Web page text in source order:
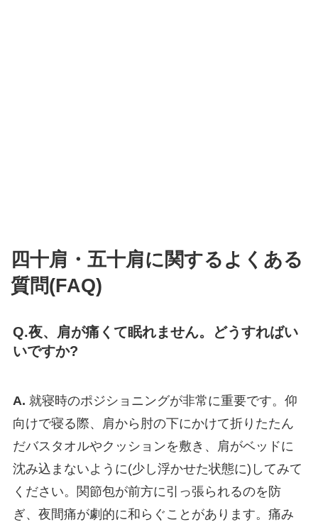
四十肩・五十肩に関するよくある
質問(FAQ)
Q.夜、肩が痛くて眠れません。どうすればい
いですか?
A. 就寝時のポジショニングが非常に重要です。仰
向けで寝る際、肩から肘の下にかけて折りたたん
だバスタオルやクッションを敷き、肩がベッドに
沈み込まないように(少し浮かせた状態に)してみて
ください。関節包が前方に引っ張られるのを防
ぎ、夜間痛が劇的に和らぐことがあります。痛み